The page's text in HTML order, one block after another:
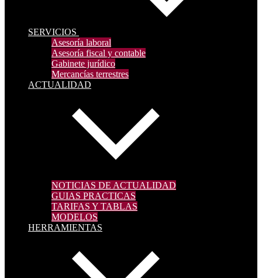
SERVICIOS
Asesoría laboral
Asesoría fiscal y contable
Gabinete jurídico
Mercancías terrestres
ACTUALIDAD
NOTICIAS DE ACTUALIDAD
GUIAS PRACTICAS
TARIFAS Y TABLAS
MODELOS
HERRAMIENTAS